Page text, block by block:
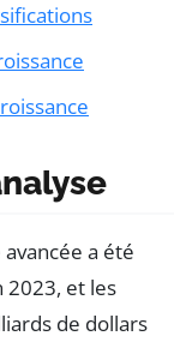
a été
2023, et les
de dollars